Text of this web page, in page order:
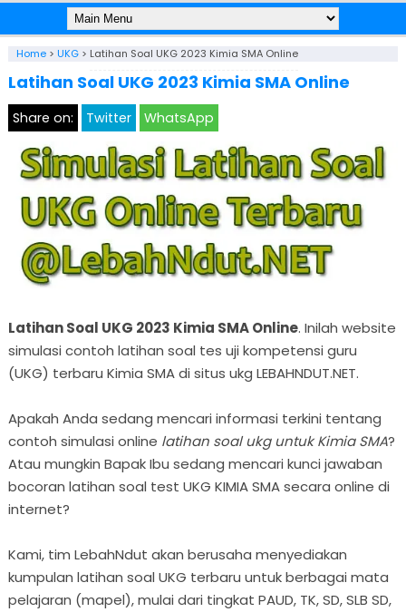
Home> UKG> Latihan Soal UKG 2023 Kimia SMA Online
Latihan Soal UKG 2023 Kimia SMA Online
Share on: Twitter WhatsApp
Latihan Soal UKG 2023 Kimia SMA Online. Inilah website
simulasi contoh latihan soal tes uji kompetensi guru
(UKG) terbaru Kimia SMA di situs ukg LEBAHNDUT.NET.
Apakah Anda sedang mencari informasi terkini tentang
contoh simulasi online latihan soal ukg untuk Kimia SMA?
Atau mungkin Bapak Ibu sedang mencari kunci jawaban
bocoran latihan soal test UKG KIMIA SMA secara online di
internet?
Kami, tim LebahNdut akan berusaha menyediakan
kumpulan latihan soal UKG terbaru untuk berbagai mata
pelajaran (mapel), mulai dari tingkat PAUD, TK, SD, SLB SD,